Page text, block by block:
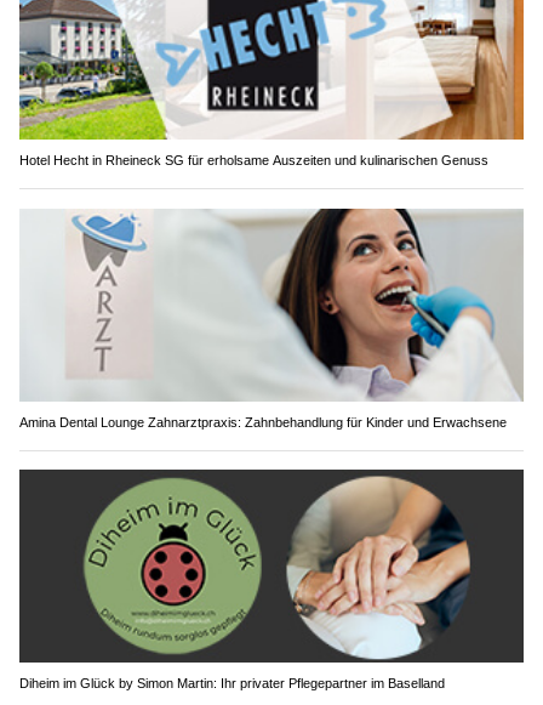
Hotel Hecht in Rheineck SG für erholsame Auszeiten und kulinarischen Genuss
Amina Dental Lounge Zahnarztpraxis: Zahnbehandlung für Kinder und Erwachsene
Diheim im Glück by Simon Martin: Ihr privater Pflegepartner im Baselland